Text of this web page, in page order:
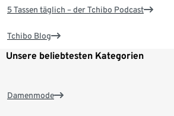
5 Tassen täglich – der Tchibo Podcast
Tchibo Blog
Unsere beliebtesten Kategorien
Damenmode